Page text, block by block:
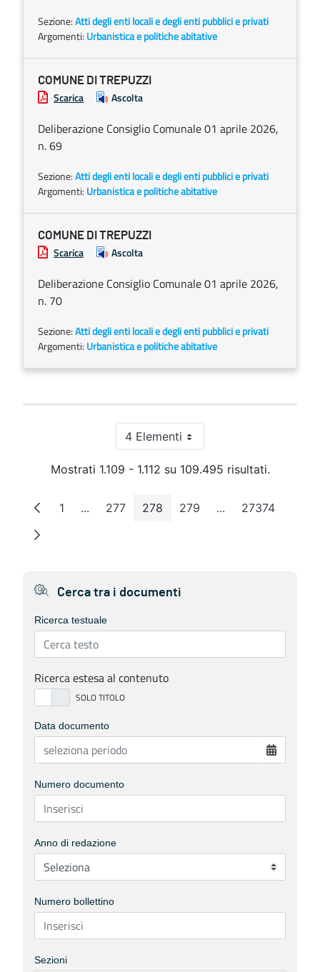
Sezione:Atti degli enti locali e degli enti pubblici e privati
Argomenti: Urbanistica e politiche abitative
COMUNE DI TREPUZZI
Scarica Ascolta
Deliberazione Consiglio Comunale 01 aprile 2026,
n. 69
Sezione:Atti degli enti locali e degli enti pubblici e privati
Argomenti: Urbanistica e politiche abitative
COMUNE DI TREPUZZI
Scarica Ascolta
Deliberazione Consiglio Comunale 01 aprile 2026,
n. 70
Sezione:Atti degli enti locali e degli enti pubblici e privati
Argomenti: Urbanistica e politiche abitative
4 ElementiPer pagina
Mostrati 1.109 - 1.112 su 109.495 risultati.
Pagina
1 ...Pagine intermedie
Pagina
277 Pagina
278 Pagina
279 ...Pagine intermedie
Pagina
27374
Cerca tra i documenti
Ricerca testuale
Ricerca estesa al contenuto
Data documento
Numero documento
Anno di redazione
Numero bollettino
Sezioni